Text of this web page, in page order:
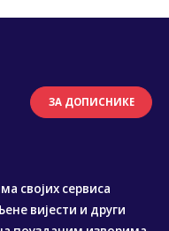
ЗА ДОПИСНИКЕ
својих сервиса
вијести и други